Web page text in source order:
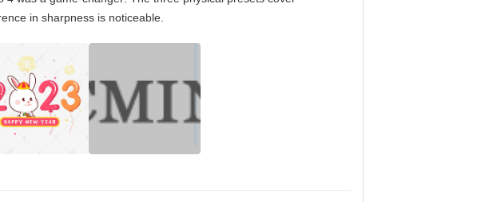
in sharpness is noticeable.